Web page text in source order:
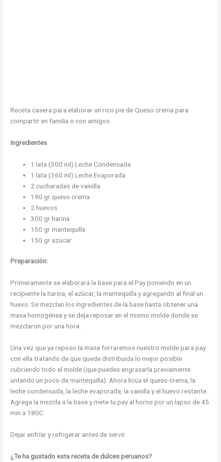
Receta casera para elaborar un rico pie de Queso crema para
compartir en familia o con amigos.
Ingredientes
1 lata (300 ml) Leche Condensada
1 lata (360 ml) Leche Evaporada
2 cucharadas de vainilla
190 gr queso crema
2 huevos
300 gr harina
150 gr mantequilla
150 gr azúcar
Preparación:
Primeramente se elaborará la base para el Pay poniendo en un
recipiente la harina, el azúcar, la mantequilla y agregando al final un
huevo. Se mezclan los ingredientes de la base hasta obtener una
masa homogénea y se deja reposar en el mismo molde donde se
mezclaron por una hora.
Una vez que ya reposo la masa forraremos nuestro molde para pay
con ella tratando de que quede distribuida lo mejor posible
cubriendo todo el molde (que puedes engrasarla previamente
untando un poco de mantequilla). Ahora licúa el queso crema, la
leche condensada, la leche evaporada, la vainilla y el huevo restante.
Agrega la mezcla a la base y mete tu pay al horno por un lapso de 45
min a 180C.
Dejar enfríar y refrigerar antes de servir.
¿Te ha gustado esta receta de dulces peruanos?